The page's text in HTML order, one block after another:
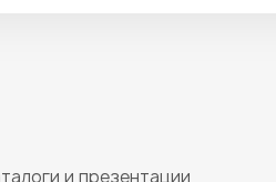
и презентации